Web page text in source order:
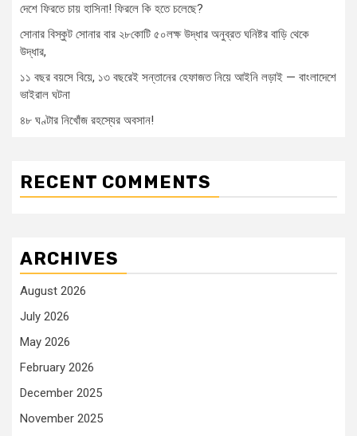
দেশে ফিরতে চায় হাসিনা! ফিরলে কি হতে চলেছে?
সোনার বিস্কুট সোনার বার ২৮কোটি ৫০লক্ষ উদ্ধার অনুব্রত ঘনিষ্টর বাড়ি থেকে
উদ্ধার,
১১ বছর বয়সে বিয়ে, ১৩ বছরেই সন্তানের হেফাজত নিয়ে আইনি লড়াই — বাংলাদেশে
ভাইরাল ঘটনা
৪৮ ঘণ্টার নিখোঁজ রহস্যের অবসান!
RECENT COMMENTS
ARCHIVES
August 2026
July 2026
May 2026
February 2026
December 2025
November 2025